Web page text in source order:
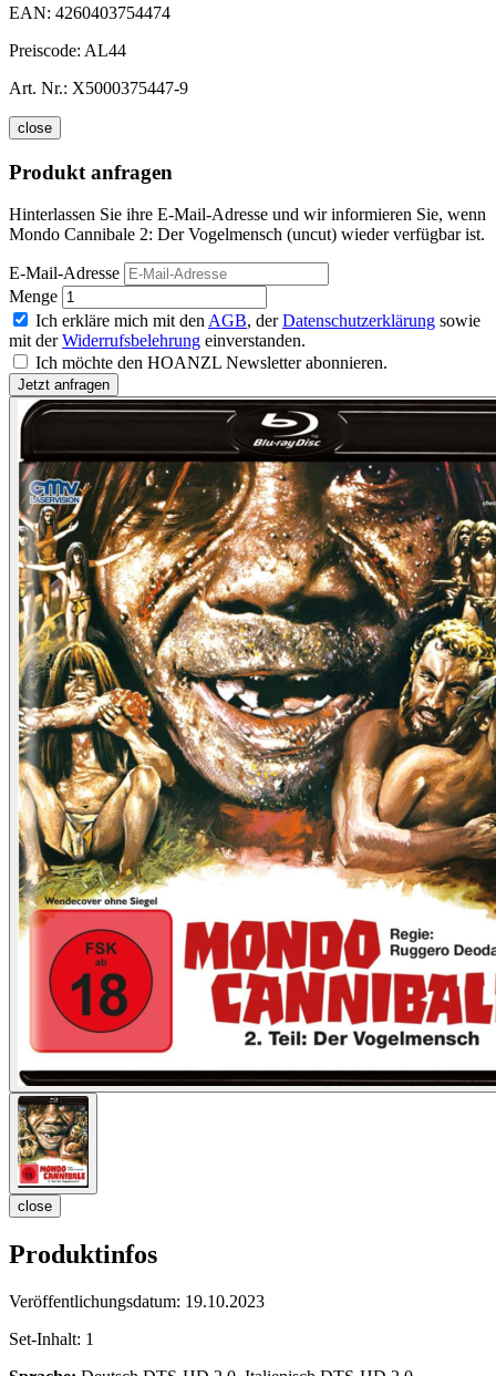
EAN: 4260403754474
Preiscode: AL44
Art. Nr.: X5000375447-9
close
Produkt anfragen
Hinterlassen Sie ihre E-Mail-Adresse und wir informieren Sie, wenn
Mondo Cannibale 2: Der Vogelmensch (uncut) wieder verfügbar ist.
E-Mail-Adresse
Menge
Ich erkläre mich mit den AGB, derDatenschutzerklärung sowie
mit derWiderrufsbelehrung einverstanden.
Ich möchte den HOANZL Newsletter abonnieren.
close
Produktinfos
Veröffentlichungsdatum: 19.10.2023
Set-Inhalt: 1